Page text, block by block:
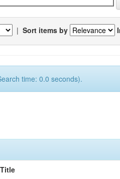
| Sort items by
time: 0.0 seconds).
Title